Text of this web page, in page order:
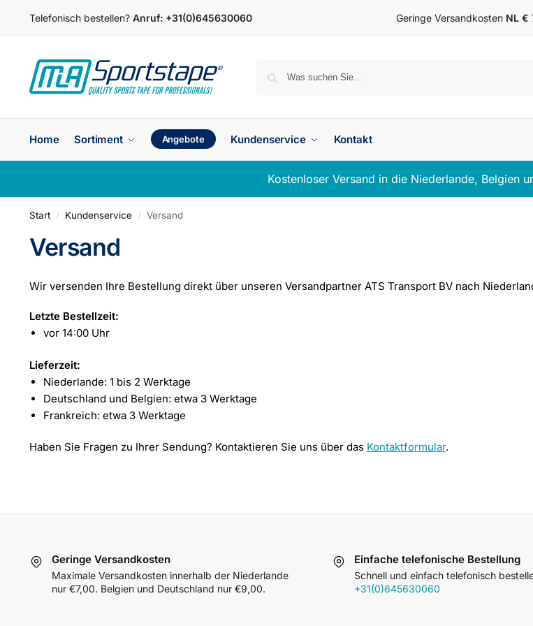
Telefonisch bestellen? Anruf: +31(0)645630060 Geringe Versandkosten NL €
Home Sortiment Angebote Kundenservice Kontakt
Kostenloser Versand in die Niederlande, Belgien
Start / Kundenservice / Versand
Versand
Wir versenden Ihre Bestellung direkt über unseren Versandpartner ATS Transport BV nach
Letzte Bestellzeit:
vor 14:00 Uhr
Lieferzeit:
Niederlande: 1 bis 2 Werktage
Deutschland und Belgien: etwa 3 Werktage
Frankreich: etwa 3 Werktage
Haben Sie Fragen zu Ihrer Sendung? Kontaktieren Sie uns über das Kontaktformular.
Geringe Versandkosten
Maximale Versandkosten innerhalb der Niederlande
nur €7,00. Belgien und Deutschland nur €9,00.
Einfache telefonische Bestellung
Schnell und einfach telefonisch
+31(0)645630060